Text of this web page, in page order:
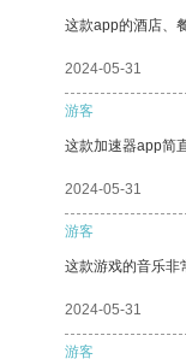
这款app的酒店、
2024-05-31
游客
这款加速器app简
2024-05-31
游客
这款游戏的音乐非
2024-05-31
游客